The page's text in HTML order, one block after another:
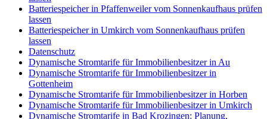
Batteriespeicher in Pfaffenweiler vom Sonnenkaufhaus prüfen
lassen
Batteriespeicher in Umkirch vom Sonnenkaufhaus prüfen
lassen
Datenschutz
Dynamische Stromtarife für Immobilienbesitzer in Au
Dynamische Stromtarife für Immobilienbesitzer in
Gottenheim
Dynamische Stromtarife für Immobilienbesitzer in Horben
Dynamische Stromtarife für Immobilienbesitzer in Umkirch
Dynamische Stromtarife in Bad Krozingen: Planung,